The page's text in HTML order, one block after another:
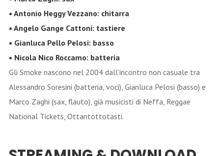
• Antonio Heggy Vezzano: chitarra
• Angelo Gange Cattoni: tastiere
• Gianluca Pello Pelosi: basso
• Nicola Nico Roccamo: batteria
Gli Smoke nascono nel 2004 dall’incontro non casuale tra
Alessandro Soresini (batteria, voci), Gianluca Pelosi (basso) e
Marco Zaghi (sax, flauto), già musicisti di Neffa, Reggae
National Tickets, Ottantottotasti.